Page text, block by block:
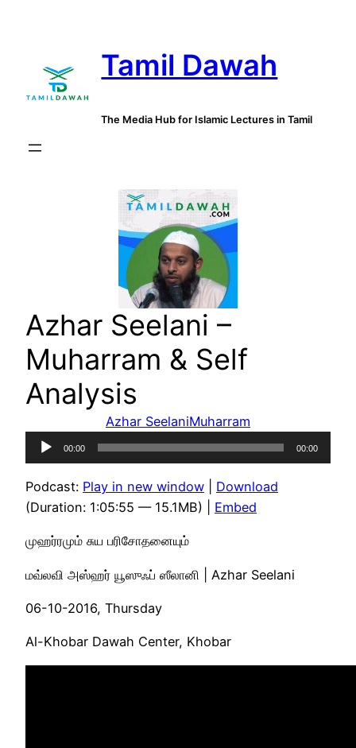
Tamil Dawah
The Media Hub for Islamic Lectures in Tamil
Azhar Seelani –
Muharram & Self
Analysis
Azhar SeelaniMuharram
Audio
Player
00:00 00:00
Podcast: Play in new window
Download
(Duration: 1:05:55 — 15.1MB) | Embed
முஹர்ரமும் சுய பரிசோதனையும்
மவ்லவி அஸ்ஹர் யூஸுஃப் ஸீலானி | Azhar Seelani
06-10-2016, Thursday
Al-Khobar Dawah Center, Khobar